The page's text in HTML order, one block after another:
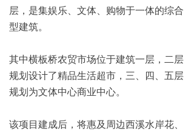
层，是集娱乐、文体、购物于一体的综合
型建筑。
其中横板桥农贸市场位于建筑一层，二层
规划设计了精品生活超市，三、四、五层
规划为文体中心商业中心。
该项目建成后，将惠及周边西溪水岸花、